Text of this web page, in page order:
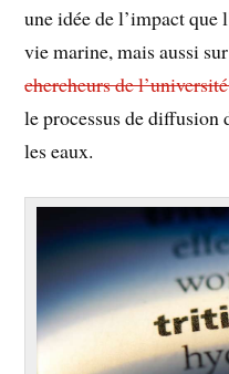
une idée de l’impact
vie marine, mais aussi
chercheurs de
le processus de diffusion
les eaux.